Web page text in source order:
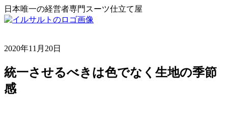
日本唯一の経営者専門スーツ仕立て屋
2020年11月20日
統一させるべきは色でなく生地の季節
感